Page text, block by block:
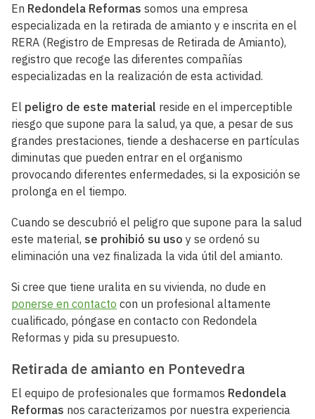
En Redondela Reformas somos una empresa
especializada en la retirada de amianto y e inscrita en el
RERA (Registro de Empresas de Retirada de Amianto),
registro que recoge las diferentes compañías
especializadas en la realización de esta actividad.
El peligro de este material reside en el imperceptible
riesgo que supone para la salud, ya que, a pesar de sus
grandes prestaciones, tiende a deshacerse en partículas
diminutas que pueden entrar en el organismo
provocando diferentes enfermedades, si la exposición se
prolonga en el tiempo.
Cuando se descubrió el peligro que supone para la salud
este material, se prohibió su uso y se ordenó su
eliminación una vez finalizada la vida útil del amianto.
Si cree que tiene uralita en su vivienda, no dude en
ponerse en contacto con un profesional altamente
cualificado, póngase en contacto con Redondela
Reformas y pida su presupuesto.
Retirada de amianto en Pontevedra
El equipo de profesionales que formamos Redondela
Reformas nos caracterizamos por nuestra experiencia